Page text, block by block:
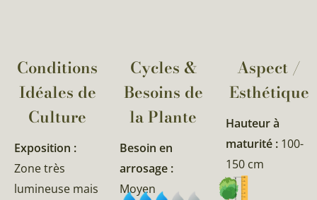
Conditions
Idéales de
Culture
Exposition :
Zone très
lumineuse mais
Cycles &
Besoins de
la Plante​
Besoin en
arrosage :
Moyen
Aspect /
Esthétique
Hauteur à
maturité : 100-
150 cm